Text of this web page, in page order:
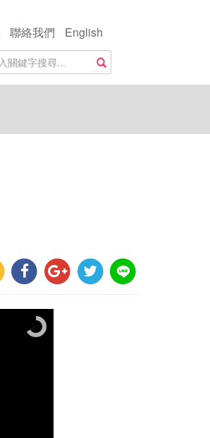
聯絡我們
English
搜尋